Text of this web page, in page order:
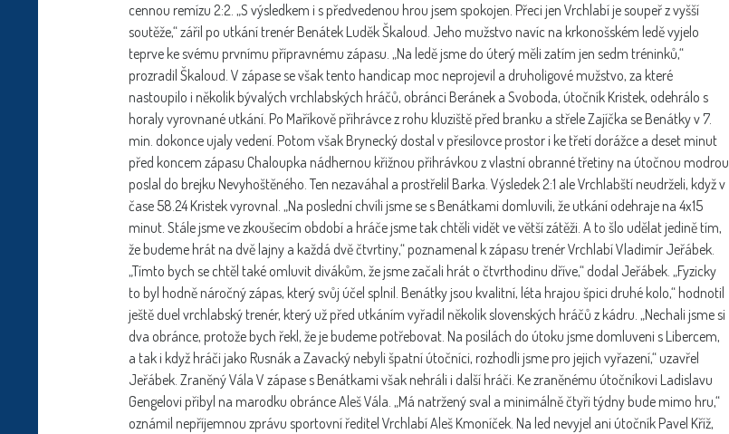
cennou remízu 2:2. „S výsledkem i s předvedenou hrou jsem spokojen. Přeci jen Vrchlabí je soupeř z vyšší
soutěže,“ zářil po utkání trenér Benátek Luděk Škaloud. Jeho mužstvo navíc na krkonošském ledě vyjelo
teprve ke svému prvnímu přípravnému zápasu. „Na ledě jsme do úterý měli zatím jen sedm tréninků,“
prozradil Škaloud. V zápase se však tento handicap moc neprojevil a druholigové mužstvo, za které
nastoupilo i několik bývalých vrchlabských hráčů, obránci Beránek a Svoboda, útočník Kristek, odehrálo s
horaly vyrovnané utkání. Po Maříkově přihrávce z rohu kluziště před branku a střele Zajíčka se Benátky v 7.
min. dokonce ujaly vedení. Potom však Brynecký dostal v přesilovce prostor i ke třetí dorážce a deset minut
před koncem zápasu Chaloupka nádhernou křižnou přihrávkou z vlastní obranné třetiny na útočnou modrou
poslal do brejku Nevyhoštěného. Ten nezaváhal a prostřelil Barka. Výsledek 2:1 ale Vrchlabští neudrželi, když v
čase 58.24 Kristek vyrovnal. „Na poslední chvíli jsme se s Benátkami domluvili, že utkání odehraje na 4x15
minut. Stále jsme ve zkoušecím období a hráče jsme tak chtěli vidět ve větší zátěži. A to šlo udělat jedině tím,
že budeme hrát na dvě lajny a každá dvě čtvrtiny,“ poznamenal k zápasu trenér Vrchlabí Vladimír Jeřábek.
„Tímto bych se chtěl také omluvit divákům, že jsme začali hrát o čtvrthodinu dříve,“ dodal Jeřábek. „Fyzicky
to byl hodně náročný zápas, který svůj účel splnil. Benátky jsou kvalitní, léta hrajou špici druhé kolo,“ hodnotil
ještě duel vrchlabský trenér, který už před utkáním vyřadil několik slovenských hráčů z kádru. „Nechali jsme si
dva obránce, protože bych řekl, že je budeme potřebovat. Na posilách do útoku jsme domluveni s Libercem,
a tak i když hráči jako Rusnák a Zavacký nebyli špatní útočníci, rozhodli jsme pro jejich vyřazení,“ uzavřel
Jeřábek. Zraněný Vála V zápase s Benátkami však nehráli i další hráči. Ke zraněnému útočníkovi Ladislavu
Gengelovi přibyl na marodku obránce Aleš Vála. „Má natržený sval a minimálně čtyři týdny bude mimo hru,“
oznámil nepříjemnou zprávu sportovní ředitel Vrchlabí Aleš Kmoníček. Na led nevyjel ani útočník Pavel Kříž,